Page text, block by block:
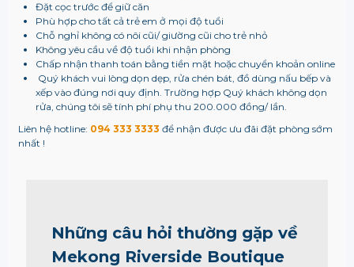
Đặt cọc trước để giữ căn
Phù hợp cho tất cả trẻ em ở mọi độ tuổi
Chỗ nghỉ không có nôi cũi/ giường cũi cho trẻ nhỏ
Không yêu cầu về độ tuổi khi nhận phòng
Chấp nhận thanh toán bằng tiền mặt hoặc chuyển khoản online
Quý khách vui lòng dọn dẹp, rửa chén bát, đồ dùng nấu bếp và
xếp vào đúng nơi quy định. Trường hợp Quý khách không dọn
rửa, chúng tôi sẽ tính phí phụ thu 200.000 đồng/ lần.
Liên hệ hotline: 094 333 3333 để nhận được ưu đãi đặt phòng sớm
nhất !
Những câu hỏi thường gặp về
Mekong Riverside Boutique